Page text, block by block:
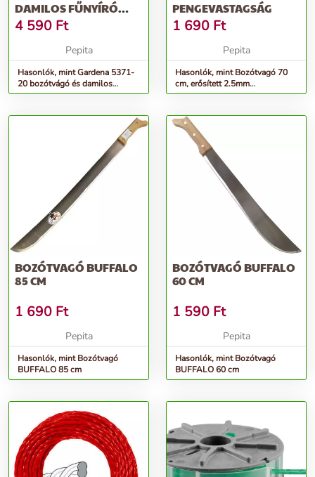
DAMILOS FŰNYÍRÓ
TARTOZÉK
4 590 Ft
Pepita
Hasonlók, mint Gardena 5371-
20 bozótvágó és damilos
fűnyíró tartozék
PENGEVASTAGSÁG
1 690 Ft
Pepita
Hasonlók, mint Bozótvagó 70
cm, erősített 2.5mm
pengevastagság
BOZÓTVAGÓ BUFFALO
85 CM
1 690 Ft
Pepita
Hasonlók, mint Bozótvagó
BUFFALO 85 cm
BOZÓTVAGÓ BUFFALO
60 CM
1 590 Ft
Pepita
Hasonlók, mint Bozótvagó
BUFFALO 60 cm